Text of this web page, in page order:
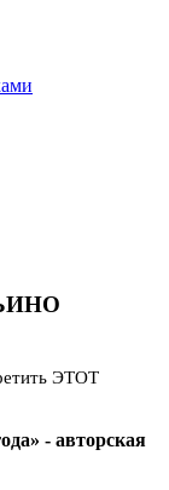
ЭТОТ
- авторская